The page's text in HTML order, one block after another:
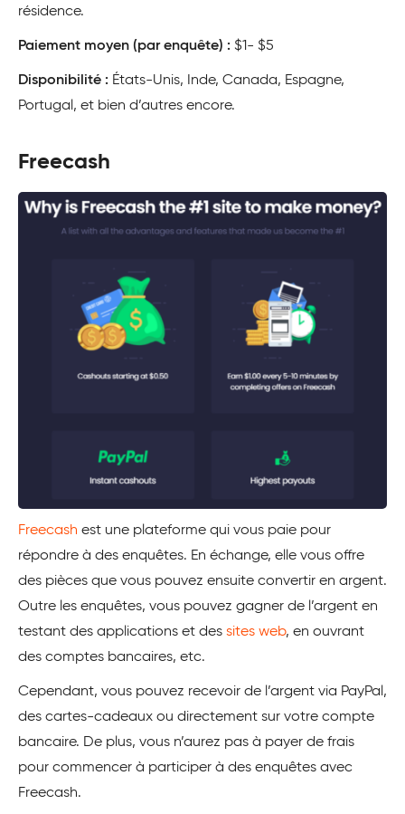
résidence.
Paiement moyen (par enquête) : $1- $5
Disponibilité : États-Unis, Inde, Canada, Espagne,
Portugal, et bien d’autres encore.
Freecash
Freecash est une plateforme qui vous paie pour
répondre à des enquêtes. En échange, elle vous offre
des pièces que vous pouvez ensuite convertir en argent.
Outre les enquêtes, vous pouvez gagner de l’argent en
testant des applications et des sites web, en ouvrant
des comptes bancaires, etc.
Cependant, vous pouvez recevoir de l’argent via PayPal,
des cartes-cadeaux ou directement sur votre compte
bancaire. De plus, vous n’aurez pas à payer de frais
pour commencer à participer à des enquêtes avec
Freecash.